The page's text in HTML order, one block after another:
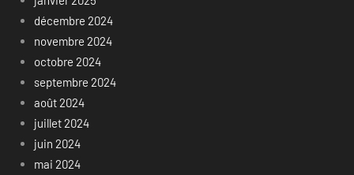
décembre 2024
novembre 2024
octobre 2024
septembre 2024
août 2024
juillet 2024
juin 2024
mai 2024